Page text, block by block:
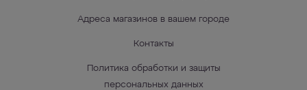
Адреса магазинов в вашем городе
Контакты
Политика обработки и защиты
персональных данных